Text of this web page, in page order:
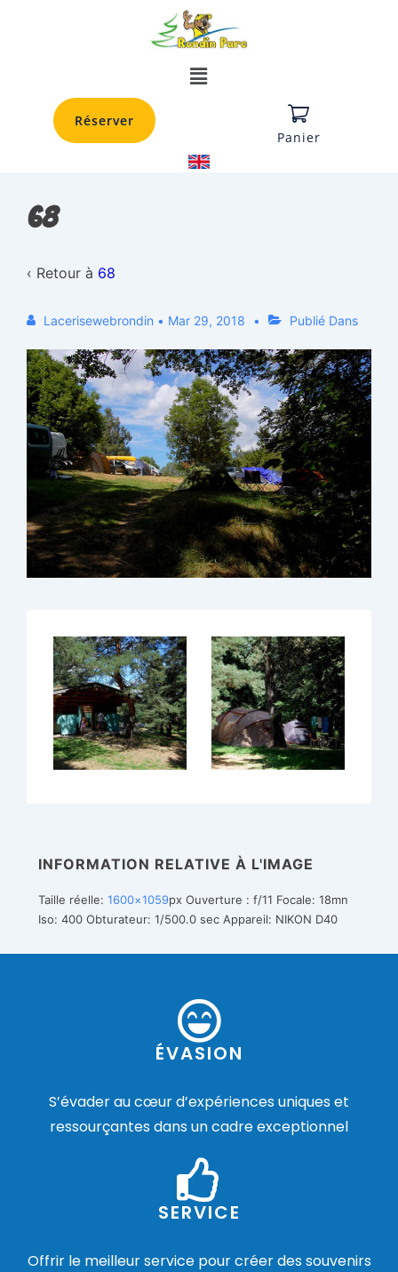
Réserver
Panier
68
‹ Retour à 68
Lacerisewebrondin • Mar 29, 2018 Publié Dans
INFORMATION RELATIVE À L'IMAGE
Taille réelle: 1600×1059px Ouverture : f/11 Focale: 18mn
Iso: 400 Obturateur: 1/500.0 sec Appareil: NIKON D40
ÉVASION
S’évader au cœur d’expériences uniques et
ressourçantes dans un cadre exceptionnel
SERVICE
Offrir le meilleur service pour créer des souvenirs